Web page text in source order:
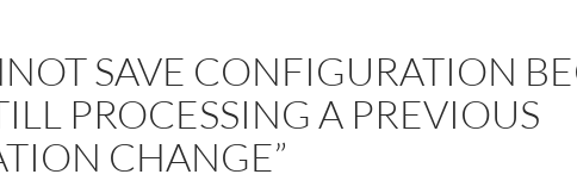
SAVE CONFIGURATION
PROCESSING A PREVIOUS
CHANGE”